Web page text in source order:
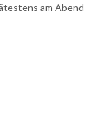
am Abend